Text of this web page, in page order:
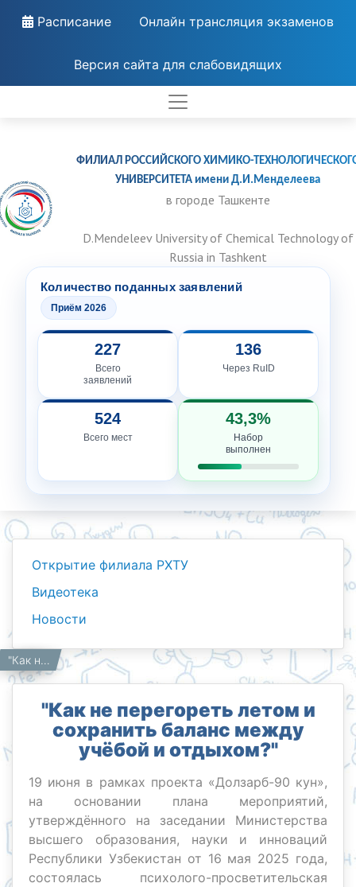
Расписание Онлайн трансляция экзаменов
Версия сайта для слабовидящих
ФИЛИАЛ РОССИЙСКОГО ХИМИКО-
УНИВЕРСИТЕТА имени Д.И.Менделеева
в городе Ташкенте
D.Mendeleev University of Chemical Technology of
Russia in Tashkent
Количество поданных заявлений
Приём 2026
227
Всего
заявлений
136
Через RuID
524
Всего мест
43,3%
Набор
выполнен
Открытие филиала РХТУ
Видеотека
Новости
Главная
Работникам
Новости "Как не перегореть летом и сохранить баланс между учёбой и отдыхом?"
"Как не перегореть летом и
сохранить баланс между
учёбой и отдыхом?"
19 июня в рамках проекта «Долзарб-90 кун»,
на основании плана мероприятий,
утверждённого на заседании Министерства
высшего образования, науки и инноваций
Республики Узбекистан от 16 мая 2025 года,
состоялась психолого-просветительская